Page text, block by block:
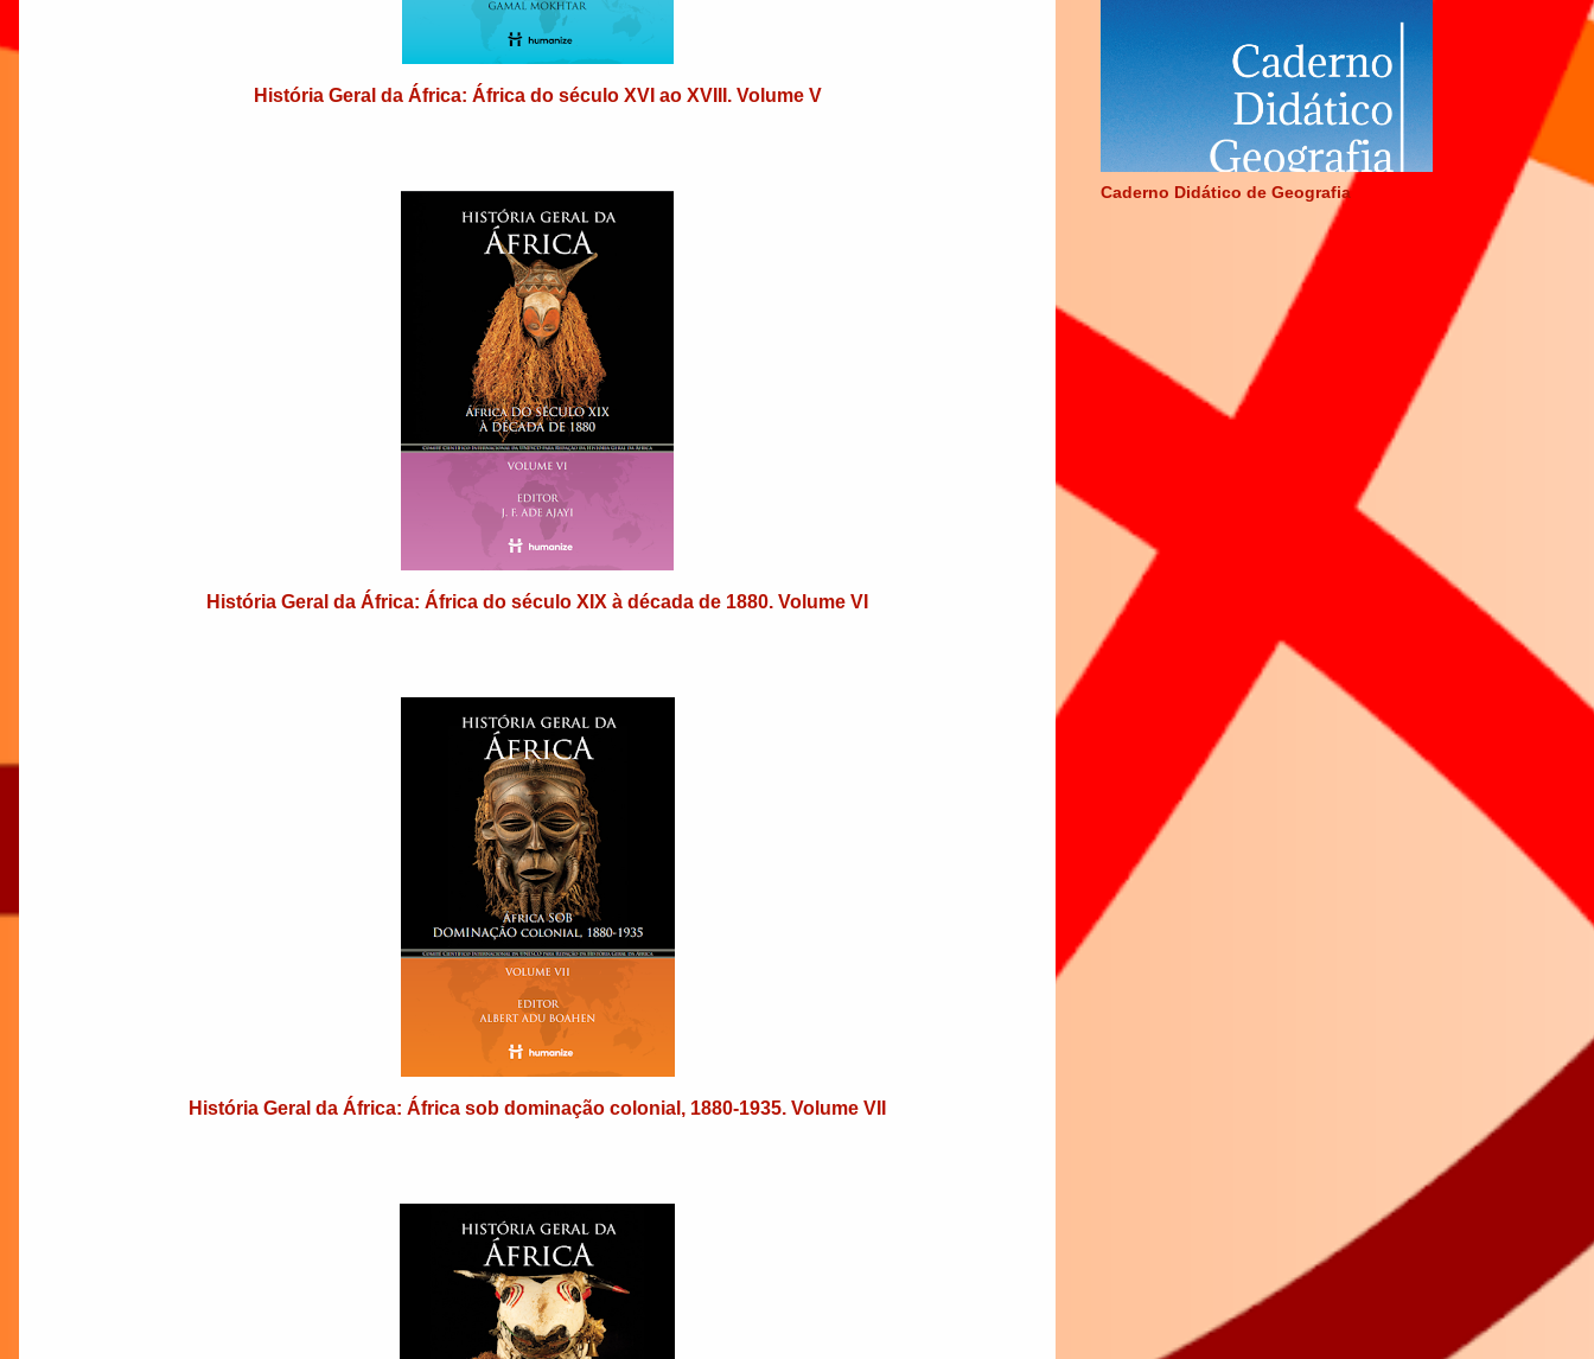
História Geral da África: África do século XVI ao XVIII. Volume V
História Geral da África: África do século XIX à década de 1880. Volume VI
História Geral da África: África sob dominação colonial, 1880-1935. Volume VII
Caderno Didático de Geografia